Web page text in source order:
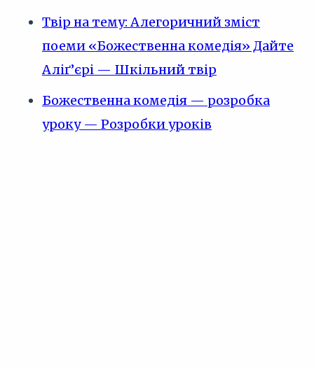
Твір на тему: Алегоричний зміст
поеми «Божественна комедія» Дайте
Аліґ’єрі — Шкільний твір
Божественна комедія — розробка
уроку — Розробки уроків